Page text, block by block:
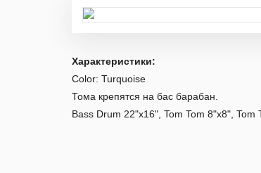
Характеристики:
Color: Turquoise
Тома крепятся на бас барабан.
Bass Drum 22"x16", Tom Tom 8"x8",